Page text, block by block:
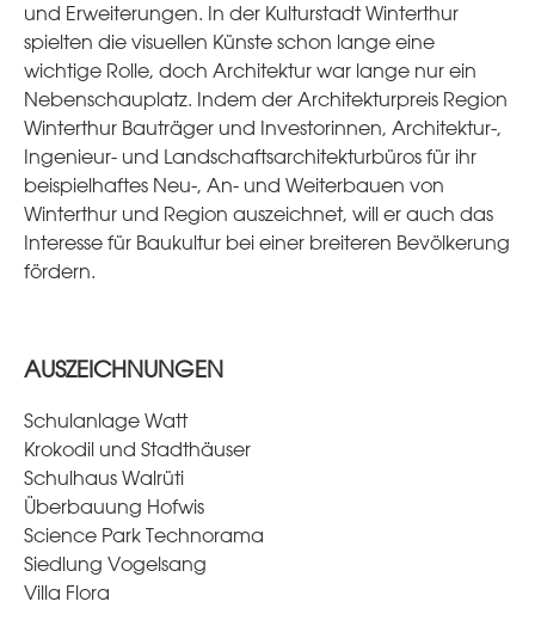
und Erweiterungen. In der Kulturstadt Winterthur
spielten die visuellen Künste schon lange eine
wichtige Rolle, doch Architektur war lange nur ein
Nebenschauplatz. Indem der Architekturpreis Region
Winterthur Bauträger und Investorinnen, Architektur-,
Ingenieur- und Landschaftsarchitekturbüros für ihr
beispielhaftes Neu-, An- und Weiterbauen von
Winterthur und Region auszeichnet, will er auch das
Interesse für Baukultur bei einer breiteren Bevölkerung
fördern.
AUSZEICHNUNGEN
Schulanlage Watt
Krokodil und Stadthäuser
Schulhaus Walrüti
Überbauung Hofwis
Science Park Technorama
Siedlung Vogelsang
Villa Flora